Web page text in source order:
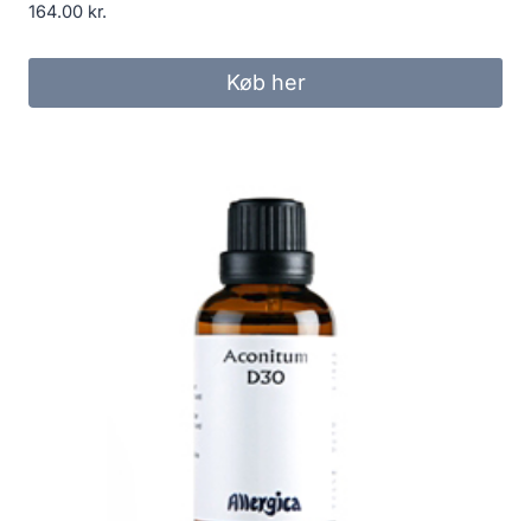
164.00 kr.
Køb her